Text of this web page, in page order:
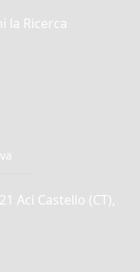
la Ricerca
Aci Castello (CT),